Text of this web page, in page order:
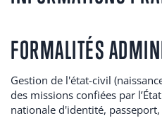
FORMALITÉS
Gestion de l'état-civil
des missions confiées par
nationale d'identité, passeport,